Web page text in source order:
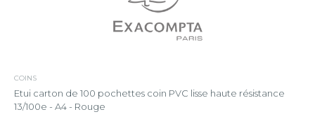
COINS
Etui carton de 100 pochettes coin PVC lisse haute résistance
13/100e - A4 - Rouge